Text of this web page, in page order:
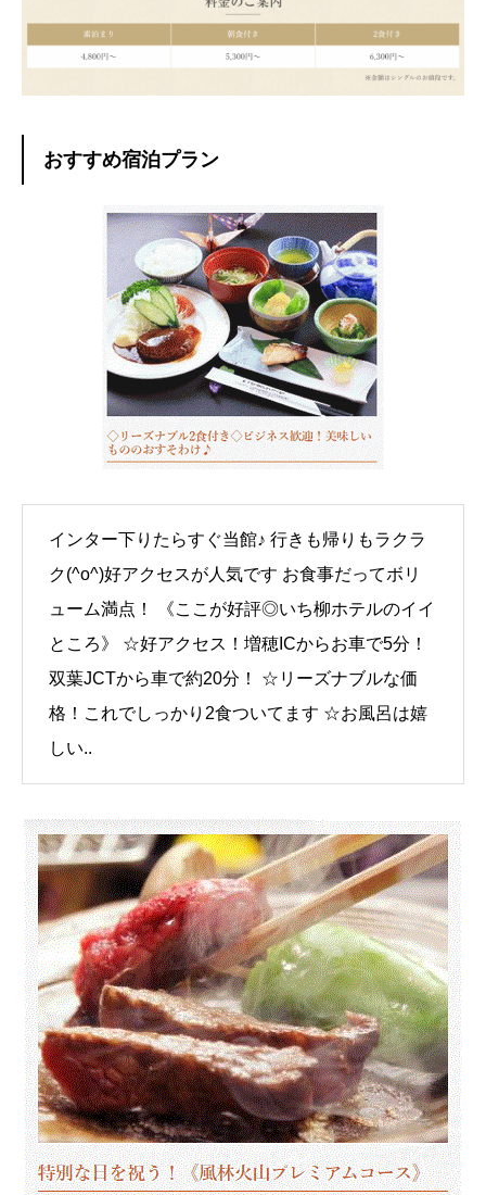
おすすめ宿泊プラン
インター下りたらすぐ当館♪ 行きも帰りもラクラ
ク(^o^)好アクセスが人気です お食事だってボリ
ューム満点！ 《ここが好評◎いち柳ホテルのイイ
ところ》 ☆好アクセス！増穂ICからお車で5分！
双葉JCTから車で約20分！ ☆リーズナブルな価
格！これでしっかり2食ついてます ☆お風呂は嬉
しい..